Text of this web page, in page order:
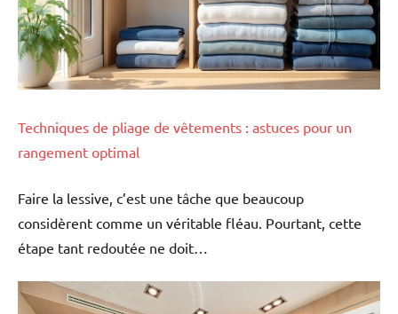
Techniques de pliage de vêtements : astuces pour un
rangement optimal
Faire la lessive, c’est une tâche que beaucoup
considèrent comme un véritable fléau. Pourtant, cette
étape tant redoutée ne doit…